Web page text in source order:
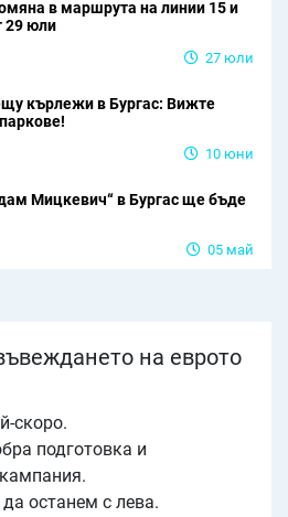
в маршрута на линии 15 и
29 юли
27 юли
кърлежи в Бургас: Вижте
10 юни
Мицкевич“ в Бургас ще бъде
05 май
на еврото
скоро.
подготовка и
останем с лева.